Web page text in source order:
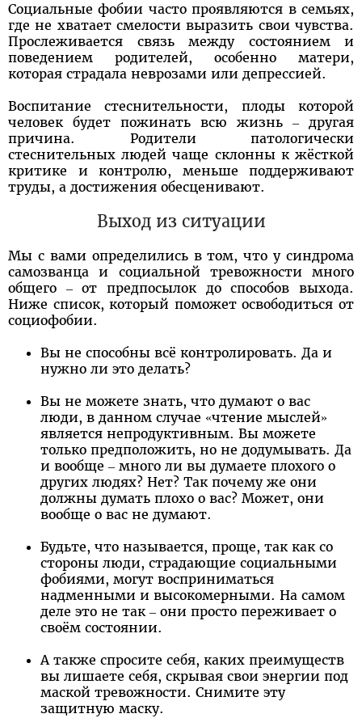
Социальные фобии часто проявляются в семьях,
где не хватает смелости выразить свои чувства.
Прослеживается связь между состоянием и
поведением родителей, особенно матери,
которая страдала неврозами или депрессией.
Воспитание стеснительности, плоды которой
человек будет пожинать всю жизнь – другая
причина. Родители патологически
стеснительных людей чаще склонны к жёсткой
критике и контролю, меньше поддерживают
труды, а достижения обесценивают.
Выход из ситуации
Мы с вами определились в том, что у синдрома
самозванца и социальной тревожности много
общего – от предпосылок до способов выхода.
Ниже список, который поможет освободиться от
социофобии.
Вы не способны всё контролировать. Да и
нужно ли это делать?
Вы не можете знать, что думают о вас
люди, в данном случае «чтение мыслей»
является непродуктивным. Вы можете
только предположить, но не додумывать. Да
и вообще – много ли вы думаете плохого о
других людях? Нет? Так почему же они
должны думать плохо о вас? Может, они
вообще о вас не думают.
Будьте, что называется, проще, так как со
стороны люди, страдающие социальными
фобиями, могут восприниматься
надменными и высокомерными. На самом
деле это не так – они просто переживает о
своём состоянии.
А также спросите себя, каких преимуществ
вы лишаете себя, скрывая свои энергии под
маской тревожности. Снимите эту
защитную маску.